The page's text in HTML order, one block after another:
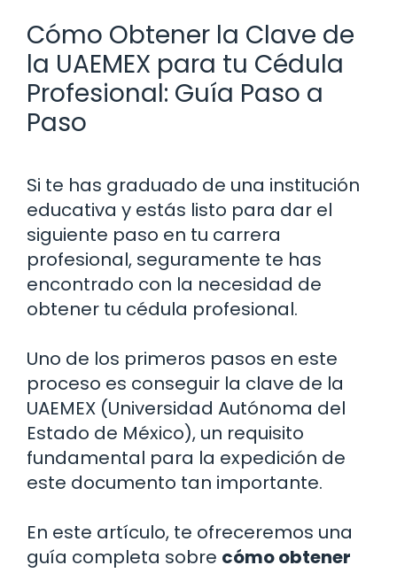
Cómo Obtener la Clave de
la UAEMEX para tu Cédula
Profesional: Guía Paso a
Paso
Si te has graduado de una institución
educativa y estás listo para dar el
siguiente paso en tu carrera
profesional, seguramente te has
encontrado con la necesidad de
obtener tu cédula profesional.
Uno de los primeros pasos en este
proceso es conseguir la clave de la
UAEMEX (Universidad Autónoma del
Estado de México), un requisito
fundamental para la expedición de
este documento tan importante.
En este artículo, te ofreceremos una
guía completa sobre cómo obtener